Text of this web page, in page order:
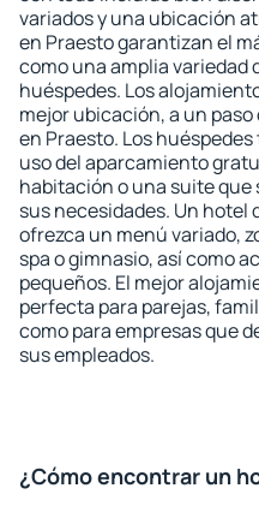
variados y una ubicación
en Praesto garantizan el
como una amplia variedad
huéspedes. Los
mejor ubicación, a un
en Praesto. Los
uso del aparcamiento
habitación o una suite
sus necesidades. Un hotel
ofrezca un menú variado,
spa o gimnasio, así como
pequeños. El mejor
perfecta para parejas,
como para empresas que
sus empleados.
¿Cómo encontrar un